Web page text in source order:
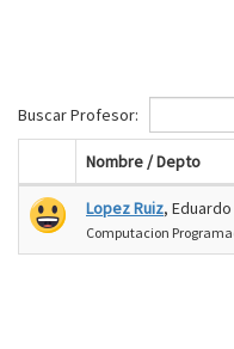
Buscar Profesor:
Nombre / Depto
Lopez Ruiz,
Computacion